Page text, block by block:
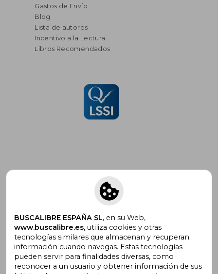
Gastos de Envío
Blog
Lista de autores
Incentivo a la Lectura
Libros Recomendados
Suscríbete para recibir ofertas y
promociones
¿Necesitas ayuda?
Ir a Centro de Soporte
BUSCALIBRE ESPAÑA SL, en su Web,
www.buscalibre.es, utiliza cookies y otras
tecnologías similares que almacenan y recuperan
información cuando navegas. Estas tecnologías
pueden servir para finalidades diversas, como
reconocer a un usuario y obtener información de sus